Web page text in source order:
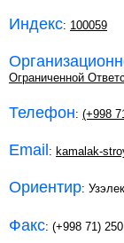
Индекс: 100059
Ограниченной
Телефон: (+998
Email : kamalak-
Ориентир:
Факс: (+998 71)